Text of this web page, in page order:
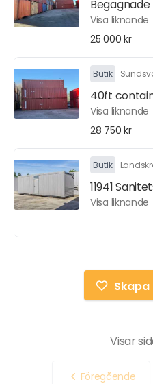
Visa liknande
25 000 kr
Butik
40ft
Visa liknande
28 750 kr
Butik
11941
Visa liknande
Visar
Föregående